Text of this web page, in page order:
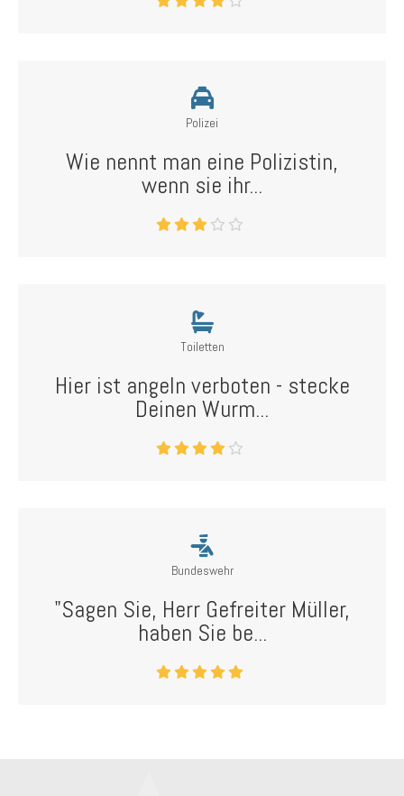
Polizei
Wie nennt man eine Polizistin,
wenn sie ihr...
Toiletten
Hier ist angeln verboten - stecke
Deinen Wurm...
Bundeswehr
"Sagen Sie, Herr Gefreiter Müller,
haben Sie be...